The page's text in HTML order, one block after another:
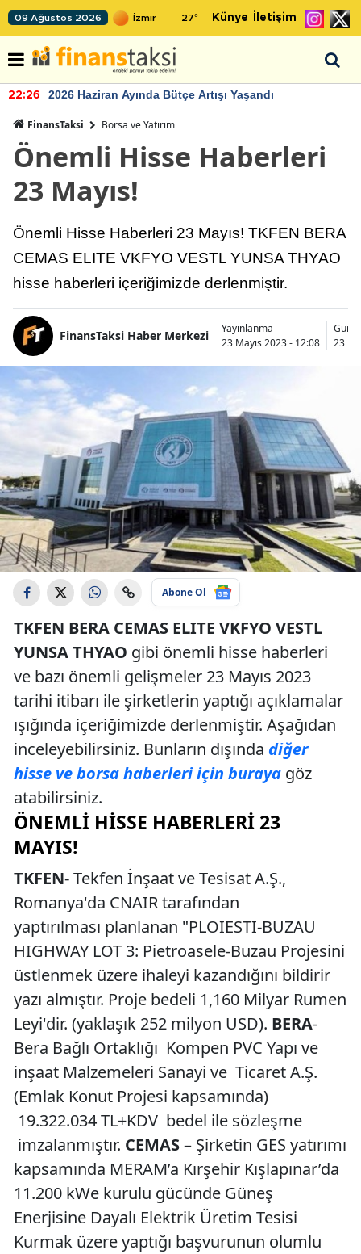
09 Ağustos 2026 27° Künye İletişim
22:26 2026 Haziran Ayında Bütçe Artışı Yaşandı
FinansTaksi Borsa ve Yatırım
Önemli Hisse Haberleri
23 Mayıs!
Önemli Hisse Haberleri 23 Mayıs! TKFEN BERA
CEMAS ELITE VKFYO VESTL YUNSA THYAO
hisse haberleri içeriğimizde derlenmiştir.
FinansTaksi Haber Merkezi
Yayınlanma
23 Mayıs 2023 - 12:08
23
Abone Ol
TKFEN BERA CEMAS ELITE VKFYO VESTL
YUNSA THYAO gibi önemli hisse haberleri
ve bazı önemli gelişmeler 23 Mayıs 2023
tarihi itibarı ile şirketlerin yaptığı açıklamalar
ışığında içeriğimizde derlenmiştir. Aşağıdan
inceleyebilirsiniz. Bunların dışında diğer
hisse ve borsa haberleri için buraya göz
atabilirsiniz.
ÖNEMLI HISSE HABERLERI 23
MAYIS!
TKFEN- Tekfen İnşaat ve Tesisat A.Ş.,
Romanya'da CNAIR tarafından
yaptırılması planlanan "PLOIESTI-BUZAU
HIGHWAY LOT 3: Pietroasele-Buzau Projesini
üstlenmek üzere ihaleyi kazandığını bildirir
yazı almıştır. Proje bedeli 1,160 Milyar Rumen
Leyi'dir. (yaklaşık 252 milyon USD). BERA-
Bera Bağlı Ortaklığı Kompen PVC Yapı ve
inşaat Malzemeleri Sanayi ve Ticaret A.Ş.
(Emlak Konut Projesi kapsamında)
19.322.034 TL+KDV bedel ile sözleşme
imzalanmıştır. CEMAS– Şirketin GES yatırımı
kapsamında MERAM’a Kırşehir Kışlapınar’da
11.200 kWe kurulu gücünde Güneş
Enerjisine Dayalı Elektrik Üretim Tesisi
Kurmak üzere yaptığı başvurunun olumlu